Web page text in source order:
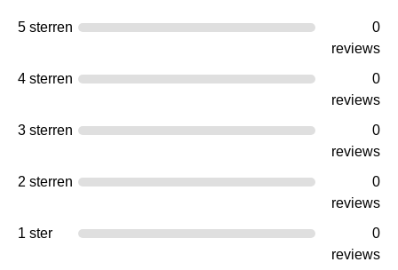
5 sterren
0
reviews
4 sterren
0
reviews
3 sterren
0
reviews
2 sterren
0
reviews
1 ster
0
reviews